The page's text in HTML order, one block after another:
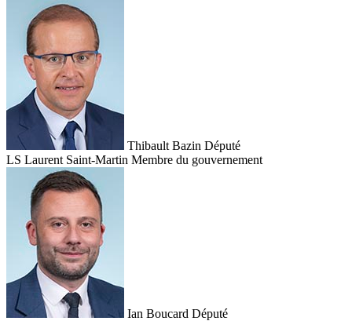
Thibault Bazin Député
LS Laurent Saint-Martin Membre du gouvernement
Ian Boucard Député